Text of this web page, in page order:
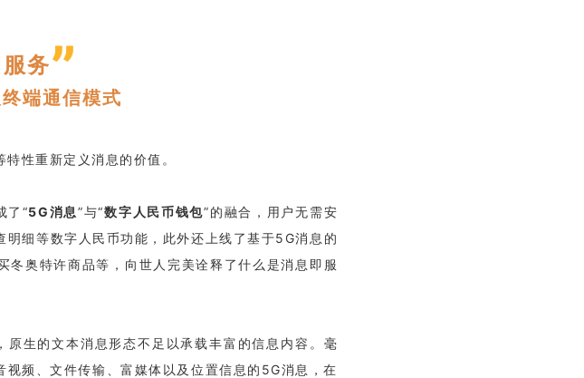
务”
端通信模式
特性重新定义消息的价值。
了“5G消息”与“数字人民币钱包”的融合，用户无需安
细等数字人民币功能，此外还上线了基于5G消息的
冬奥特许商品等，向世人完美诠释了什么是消息即服
生的文本消息形态不足以承载丰富的信息内容。毫
频、文件传输、富媒体以及位置信息的5G消息，在